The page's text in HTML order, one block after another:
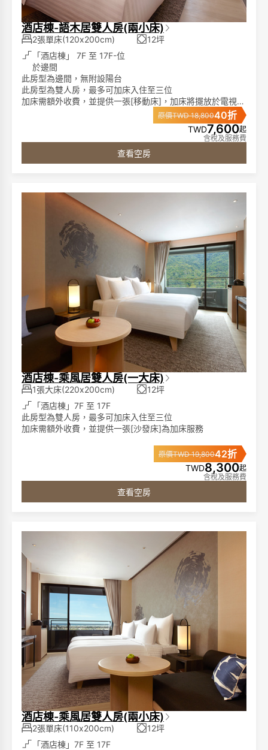
酒店棟-語木居雙人房(兩小床)
2張單床(120x200cm)
12坪
「酒店棟」 7F 至 17F-位
於邊間
此房型為邊間，無附設陽台
此房型為雙人房，最多可加床入住至三位
加床需額外收費，並提供一張[移動床]，加床將擺放於電視前
視、藍芽音響、免費電影頻道、客房無線免持聽筒電話、免
►浴室備品:
獨立泡湯池、免治馬桶、成人及兒童浴衣(2歲以上)、仿藺草
拖鞋、1500W 吹風機、洗髮精、沐浴精、潤髮乳。
圖片僅供參考，依據各房型規格將有所不同
**寒沐酒店分為「酒店棟」與「行館棟」，兩棟之間隔著一
條小馬路。**
**請您留意預訂時所選擇的棟別。**
原價TWD 18,80040折
TWD7,600起
含稅及服務費
查看空房
酒店棟-乘風居雙人房(一大床)
1張大床(220x200cm)
12坪
「酒店棟」7F 至 17F
此房型為雙人房，最多可加床入住至三位
加床需額外收費，並提供一張[沙發床]為加床服務
席夢思名床、膠囊咖啡機、單次免費冰箱飲品、65吋液晶電
獨立泡湯池、免治馬桶、成人及兒童浴衣(2歲以上)、仿藺草
拖鞋、1500W 吹風機、洗髮精、沐浴精、潤髮乳
圖片僅供參考，依據各房型規格將有所不同
**寒沐酒店分為「酒店棟」與「行館棟」，兩棟之間隔著一
條小馬路。**
**請您留意預訂時所選擇的棟別。**
原價TWD 19,80042折
TWD8,300起
含稅及服務費
查看空房
酒店棟-乘風居雙人房(兩小床)
2張單床(110x200cm)
12坪
「酒店棟」7F 至 17F